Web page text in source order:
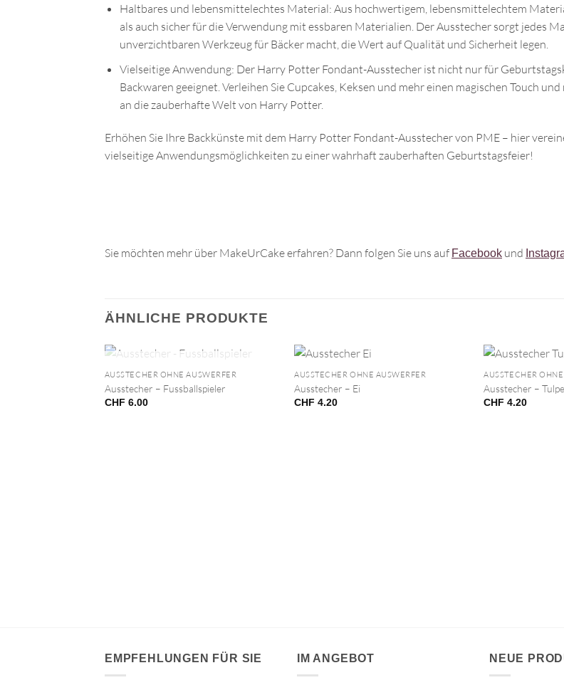
Haltbares und lebensmittelechtes Material: Aus hochwertigem, lebensmittelechtem
als auch sicher für die Verwendung mit essbaren Materialien. Der Ausstecher sorgt jedes
unverzichtbaren Werkzeug für Bäcker macht, die Wert auf Qualität und Sicherheit legen.
Vielseitige Anwendung: Der Harry Potter Fondant-Ausstecher ist nicht nur für
Backwaren geeignet. Verleihen Sie Cupcakes, Keksen und mehr einen magischen Touch
an die zauberhafte Welt von Harry Potter.
Erhöhen Sie Ihre Backkünste mit dem Harry Potter Fondant-Ausstecher von PME – hier
vielseitige Anwendungsmöglichkeiten zu einer wahrhaft zauberhaften Geburtstagsfeier!
Sie möchten mehr über MakeUrCake erfahren? Dann folgen Sie uns auf Facebook und
ÄHNLICHE PRODUKTE
NICHT VORRÄTIG
AUSSTECHER OHNE AUSWERFER
Ausstecher – Fussballspieler
CHF 6.00
AUSSTECHER OHNE AUSWERFER
Ausstecher – Ei
CHF 4.20
AUSSTECHER
Ausstecher – Tulpe
CHF 4.20
EMPFEHLUNGEN FÜR SIE IM ANGEBOT NEUE